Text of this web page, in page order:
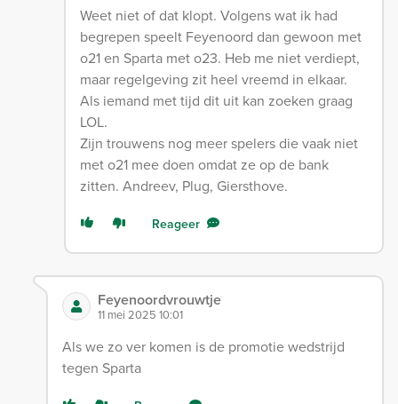
Weet niet of dat klopt. Volgens wat ik had
begrepen speelt Feyenoord dan gewoon met
o21 en Sparta met o23. Heb me niet verdiept,
maar regelgeving zit heel vreemd in elkaar.
Als iemand met tijd dit uit kan zoeken graag
LOL.
Zijn trouwens nog meer spelers die vaak niet
met o21 mee doen omdat ze op de bank
zitten. Andreev, Plug, Giersthove.
Reageer
Feyenoordvrouwtje
11 mei 2025 10:01
Als we zo ver komen is de promotie wedstrijd
tegen Sparta